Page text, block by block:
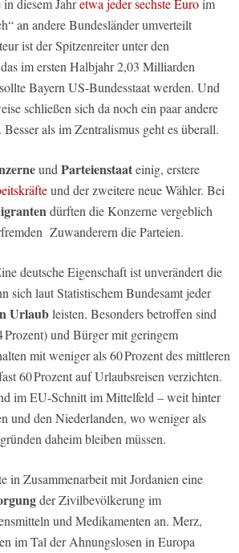
diesem Jahretwa jeder sechste Euroim
an andere Bundesländer umverteilt
ist der Spitzenreiter unter den
im ersten Halbjahr 2,03 Milliarden
Bayern US-Bundesstaat werden. Und
schließen sich da noch ein paar andere
als im Zentralismus geht es überall.
und Parteienstaateinig, erstere
und der zweitere neue Wähler. Bei
dürften die Konzerne vergeblich
Zuwanderern die Parteien.
deutsche Eigenschaft ist unverändert die
sich laut Statistischem Bundesamt jeder
Urlaubleisten. Besonders betroffen sind
Prozent) und Bürger mit geringem
mit weniger als 60 Prozent des mittleren
60 Prozent auf Urlaubsreisen verzichten.
im EU-Schnitt im Mittelfeld – weit hinter
und den Niederlanden, wo weniger als
daheim bleiben müssen.
in Zusammenarbeit mit Jordanien eine
der Zivilbevölkerung im
und Medikamenten an. Merz,
im Tal der Ahnungslosen in Europa